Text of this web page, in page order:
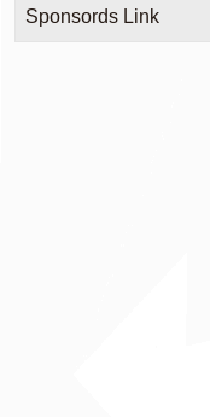
Sponsords Link